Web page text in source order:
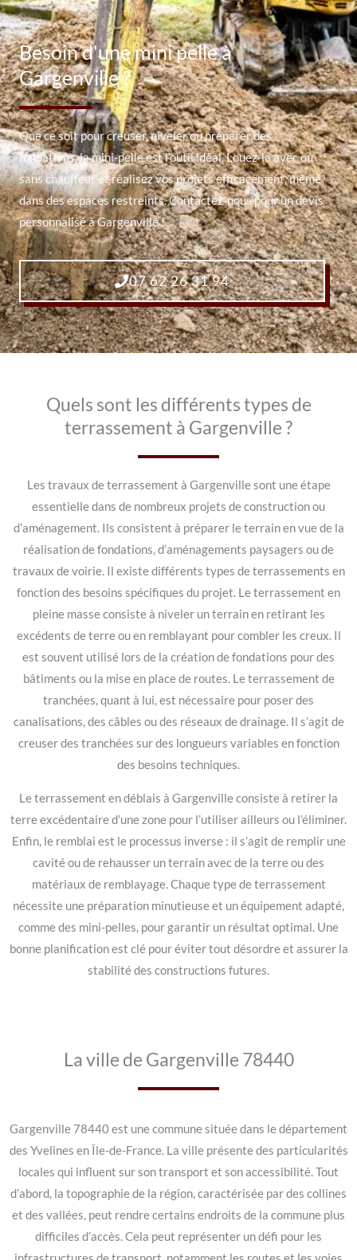
Besoin d'une mini pelle à
Gargenville ?
Que ce soit pour creuser, niveler ou préparer des
fondations, la mini-pelle est l’outil idéal. Louez-la avec ou
sans chauffeur et réalisez vos projets efficacement, même
dans des espaces restreints. Contactez-nous pour un devis
personnalisé à Gargenville !
07 62 26 31 94
Quels sont les différents types de
terrassement à Gargenville ?
Les travaux de terrassement à Gargenville sont une étape
essentielle dans de nombreux projets de construction ou
d’aménagement. Ils consistent à préparer le terrain en vue de la
réalisation de fondations, d’aménagements paysagers ou de
travaux de voirie. Il existe différents types de terrassements en
fonction des besoins spécifiques du projet. Le terrassement en
pleine masse consiste à niveler un terrain en retirant les
excédents de terre ou en remblayant pour combler les creux. Il
est souvent utilisé lors de la création de fondations pour des
bâtiments ou la mise en place de routes. Le terrassement de
tranchées, quant à lui, est nécessaire pour poser des
canalisations, des câbles ou des réseaux de drainage. Il s’agit de
creuser des tranchées sur des longueurs variables en fonction
des besoins techniques.
Le terrassement en déblais à Gargenville consiste à retirer la
terre excédentaire d’une zone pour l’utiliser ailleurs ou l’éliminer.
Enfin, le remblai est le processus inverse : il s’agit de remplir une
cavité ou de rehausser un terrain avec de la terre ou des
matériaux de remblayage. Chaque type de terrassement
nécessite une préparation minutieuse et un équipement adapté,
comme des mini-pelles, pour garantir un résultat optimal. Une
bonne planification est clé pour éviter tout désordre et assurer la
stabilité des constructions futures.
La ville de Gargenville 78440
Gargenville 78440 est une commune située dans le département
des Yvelines en Île-de-France. La ville présente des particularités
locales qui influent sur son transport et son accessibilité. Tout
d’abord, la topographie de la région, caractérisée par des collines
et des vallées, peut rendre certains endroits de la commune plus
difficiles d’accès. Cela peut représenter un défi pour les